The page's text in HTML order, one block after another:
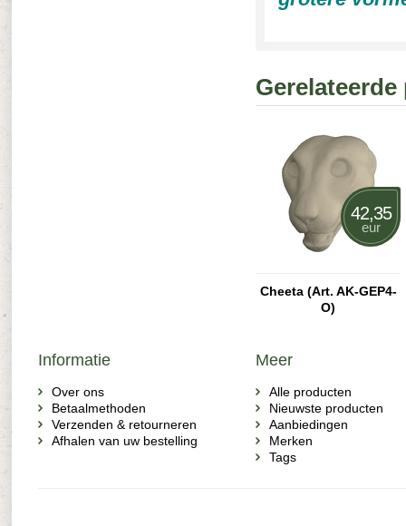
42,35
eur
Cheeta (Art. AK-GEP4-
O)
Informatie
Over ons
Betaalmethoden
Verzenden & retourneren
Afhalen van uw bestelling
Meer
Alle producten
Nieuwste producten
Aanbiedingen
Merken
Tags